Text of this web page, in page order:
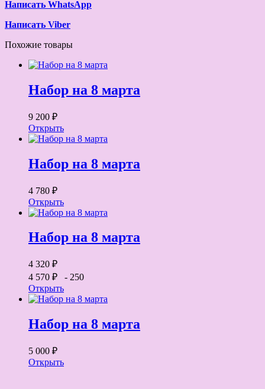
Написать WhatsApp
Написать Viber
Похожие товары
Набор на 8 марта
9 200 ₽
Открыть
Набор на 8 марта
4 780 ₽
Открыть
Набор на 8 марта
4 320 ₽
4 570 ₽ - 250
Открыть
Набор на 8 марта
5 000 ₽
Открыть